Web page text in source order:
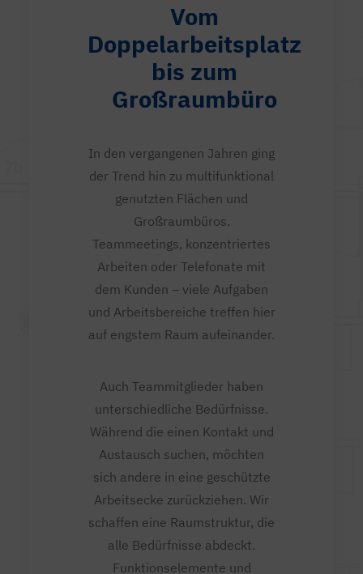
Vom
Doppelarbeitsplatz
bis zum
Großraumbüro
In den vergangenen Jahren ging
der Trend hin zu multifunktional
genutzten Flächen und
Großraumbüros.
Teammeetings, konzentriertes
Arbeiten oder Telefonate mit
dem Kunden – viele Aufgaben
und Arbeitsbereiche treffen hier
auf engstem Raum aufeinander.
Auch Teammitglieder haben
unterschiedliche Bedürfnisse.
Während die einen Kontakt und
Austausch suchen, möchten
sich andere in eine geschützte
Arbeitsecke zurückziehen. Wir
schaffen eine Raumstruktur, die
alle Bedürfnisse abdeckt.
Funktionselemente und